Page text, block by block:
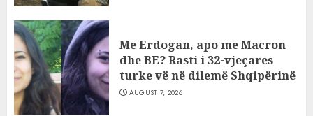
Me Erdogan, apo me Macron
dhe BE? Rasti i 32-vjeçares
turke vë në dilemë Shqipërinë
AUGUST 7, 2026